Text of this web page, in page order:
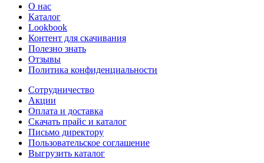
О нас
Каталог
Lookbook
Контент для скачивания
Полезно знать
Отзывы
Политика конфиденциальности
Сотрудничество
Акции
Оплата и доставка
Скачать прайс и каталог
Письмо директору
Пользовательское соглашение
Выгрузить каталог